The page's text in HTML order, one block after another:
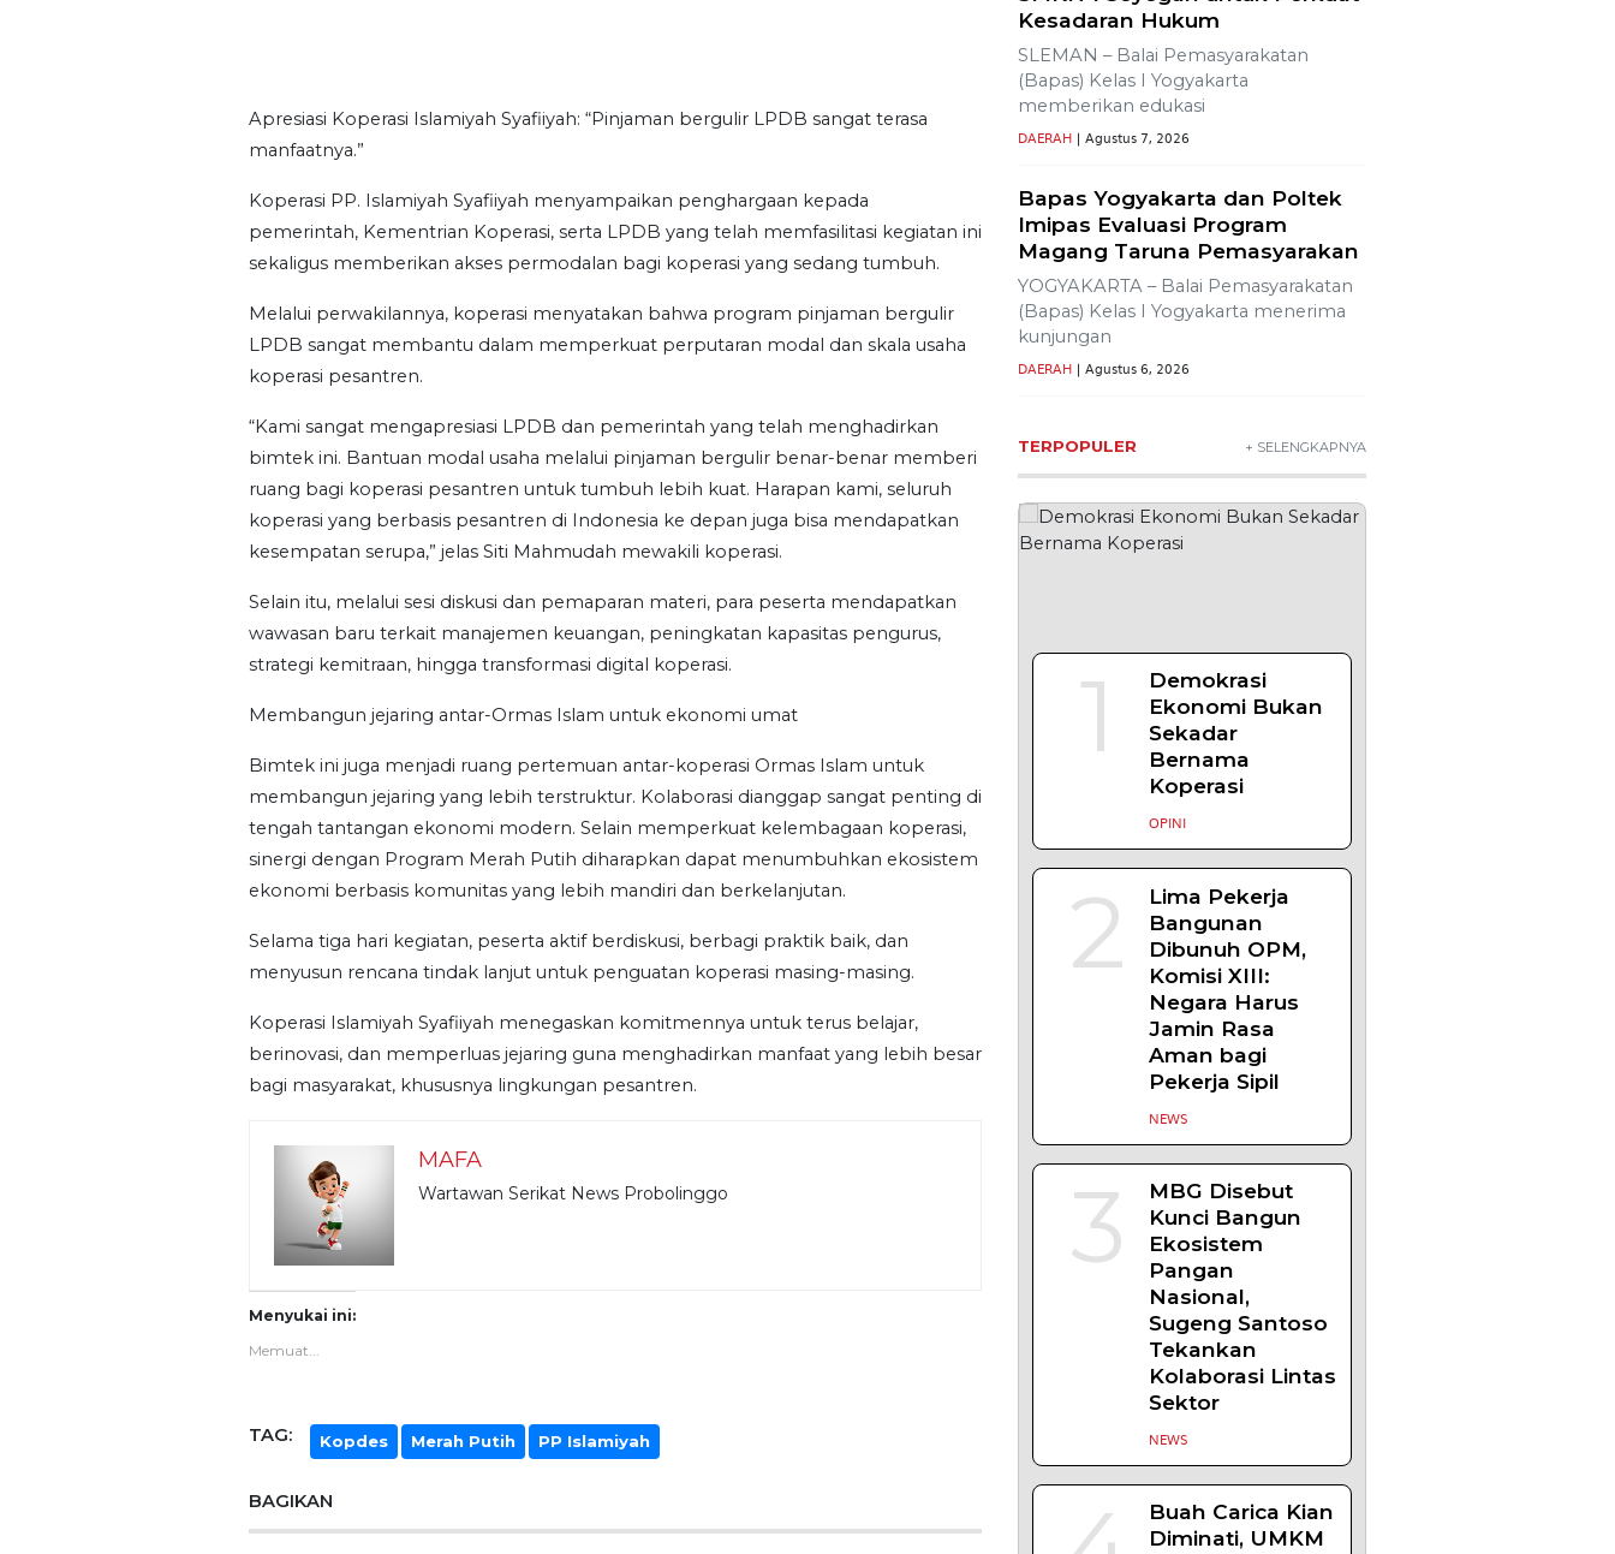
Apresiasi Koperasi Islamiyah Syafiiyah: “Pinjaman bergulir LPDB sangat terasa
manfaatnya.”
Koperasi PP. Islamiyah Syafiiyah menyampaikan penghargaan kepada
pemerintah, Kementrian Koperasi, serta LPDB yang telah memfasilitasi kegiatan ini
sekaligus memberikan akses permodalan bagi koperasi yang sedang tumbuh.
Melalui perwakilannya, koperasi menyatakan bahwa program pinjaman bergulir
LPDB sangat membantu dalam memperkuat perputaran modal dan skala usaha
koperasi pesantren.
“Kami sangat mengapresiasi LPDB dan pemerintah yang telah menghadirkan
bimtek ini. Bantuan modal usaha melalui pinjaman bergulir benar-benar memberi
ruang bagi koperasi pesantren untuk tumbuh lebih kuat. Harapan kami, seluruh
koperasi yang berbasis pesantren di Indonesia ke depan juga bisa mendapatkan
kesempatan serupa,” jelas Siti Mahmudah mewakili koperasi.
Selain itu, melalui sesi diskusi dan pemaparan materi, para peserta mendapatkan
wawasan baru terkait manajemen keuangan, peningkatan kapasitas pengurus,
strategi kemitraan, hingga transformasi digital koperasi.
Membangun jejaring antar-Ormas Islam untuk ekonomi umat
Bimtek ini juga menjadi ruang pertemuan antar-koperasi Ormas Islam untuk
membangun jejaring yang lebih terstruktur. Kolaborasi dianggap sangat penting di
tengah tantangan ekonomi modern. Selain memperkuat kelembagaan koperasi,
sinergi dengan Program Merah Putih diharapkan dapat menumbuhkan ekosistem
ekonomi berbasis komunitas yang lebih mandiri dan berkelanjutan.
Selama tiga hari kegiatan, peserta aktif berdiskusi, berbagi praktik baik, dan
menyusun rencana tindak lanjut untuk penguatan koperasi masing-masing.
Koperasi Islamiyah Syafiiyah menegaskan komitmennya untuk terus belajar,
berinovasi, dan memperluas jejaring guna menghadirkan manfaat yang lebih besar
bagi masyarakat, khususnya lingkungan pesantren.
MAFA
Wartawan Serikat News Probolinggo
Menyukai ini:
Memuat...
TAG: Kopdes Merah Putih PP Islamiyah
BAGIKAN
Ekoran Serikat News, Edisi
Kamis 9 November 2023
Lestarikan Tradisi Leluhur,
Warga Dayakan
Sardonoharjo Gelar Merti
Bapas Yogyakarta Edukasi Guru
SMKN 1 Seyegan untuk Perkuat
Kesadaran Hukum
DAERAH| Agustus 7, 2026
Bapas Yogyakarta dan Poltek
Imipas Evaluasi Program
Magang Taruna Pemasyarakan
YOGYAKARTA – Balai Pemasyarakatan
(Bapas) Kelas I Yogyakarta menerima
kunjungan
DAERAH
TERPOPULER + SELENGKAPNYA
1
Demokrasi
Ekonomi Bukan
Sekadar
Bernama
Koperasi
OPINI
2
Lima Pekerja
Bangunan
Dibunuh OPM,
Komisi XIII:
Negara Harus
Jamin Rasa